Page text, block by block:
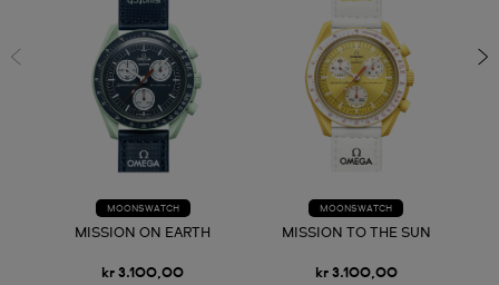
MOONSWATCH
MISSION ON EARTH
kr 3.100,00
MOONSWATCH
MISSION TO THE SUN
kr 3.100,00